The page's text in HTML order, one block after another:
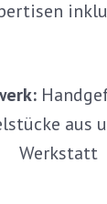
aus
Werkstatt